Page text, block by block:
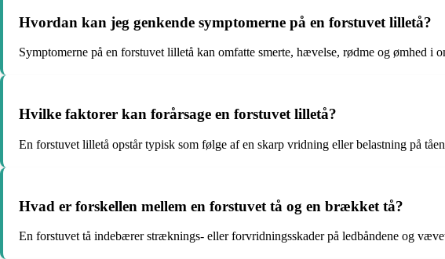
Hvordan kan jeg genkende symptomerne på en forstuvet lilletå?
Symptomerne på en forstuvet lilletå kan omfatte smerte, hævelse, rødme og ømhed
Hvilke faktorer kan forårsage en forstuvet lilletå?
En forstuvet lilletå opstår typisk som følge af en skarp vridning eller belastning på
Hvad er forskellen mellem en forstuvet tå og en brækket tå?
En forstuvet tå indebærer stræknings- eller forvridningsskader på ledbåndene og